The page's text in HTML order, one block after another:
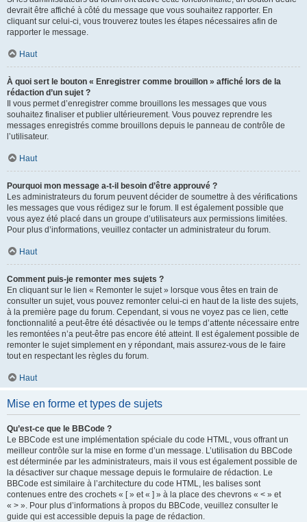
devrait être affiché à côté du message que vous souhaitez rapporter. En
cliquant sur celui-ci, vous trouverez toutes les étapes nécessaires afin de
rapporter le message.
Haut
À quoi sert le bouton « Enregistrer comme brouillon » affiché lors de la
rédaction d’un sujet ?
Il vous permet d’enregistrer comme brouillons les messages que vous
souhaitez finaliser et publier ultérieurement. Vous pouvez reprendre les
messages enregistrés comme brouillons depuis le panneau de contrôle de
l’utilisateur.
Haut
Pourquoi mon message a-t-il besoin d’être approuvé ?
Les administrateurs du forum peuvent décider de soumettre à des vérifications
les messages que vous rédigez sur le forum. Il est également possible que
vous ayez été placé dans un groupe d’utilisateurs aux permissions limitées.
Pour plus d’informations, veuillez contacter un administrateur du forum.
Haut
Comment puis-je remonter mes sujets ?
En cliquant sur le lien « Remonter le sujet » lorsque vous êtes en train de
consulter un sujet, vous pouvez remonter celui-ci en haut de la liste des sujets,
à la première page du forum. Cependant, si vous ne voyez pas ce lien, cette
fonctionnalité a peut-être été désactivée ou le temps d’attente nécessaire entre
les remontées n’a peut-être pas encore été atteint. Il est également possible de
remonter le sujet simplement en y répondant, mais assurez-vous de le faire
tout en respectant les règles du forum.
Haut
Mise en forme et types de sujets
Qu’est-ce que le BBCode ?
Le BBCode est une implémentation spéciale du code HTML, vous offrant un
meilleur contrôle sur la mise en forme d’un message. L’utilisation du BBCode
est déterminée par les administrateurs, mais il vous est également possible de
la désactiver sur chaque message depuis le formulaire de rédaction. Le
BBCode est similaire à l’architecture du code HTML, les balises sont
contenues entre des crochets « [ » et « ] » à la place des chevrons « < » et
« > ». Pour plus d’informations à propos du BBCode, veuillez consulter le
guide qui est accessible depuis la page de rédaction.